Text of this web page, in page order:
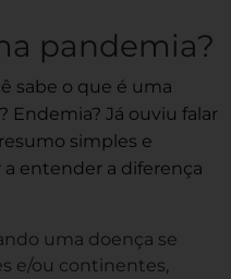
pandemia?
sabe o que é uma
Endemia? Já ouviu falar
simples e
entender a diferença
uma doença se
e/ou continentes,